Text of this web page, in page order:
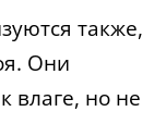
также,
Они
влаге, но не